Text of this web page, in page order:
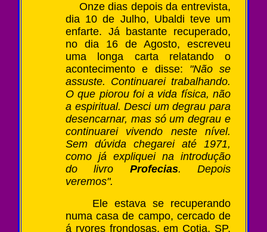
Onze dias depois da entrevista,
dia 10 de Julho, Ubaldi teve um
enfarte. Já bastante recuperado,
no dia 16 de Agosto, escreveu
uma longa carta relatando o
acontecimento e disse: "Não se
assuste. Continuarei trabalhando.
O que piorou foi a vida física, não
a espiritual. Desci um degrau para
desencarnar, mas só um degrau e
continuarei vivendo neste nível.
Sem dúvida chegarei até 1971,
como já expliquei na introdução
do livro Profecias. Depois
veremos".
Ele estava se recuperando
numa casa de campo, cercado de
á rvores frondosas, em Cotia, SP,